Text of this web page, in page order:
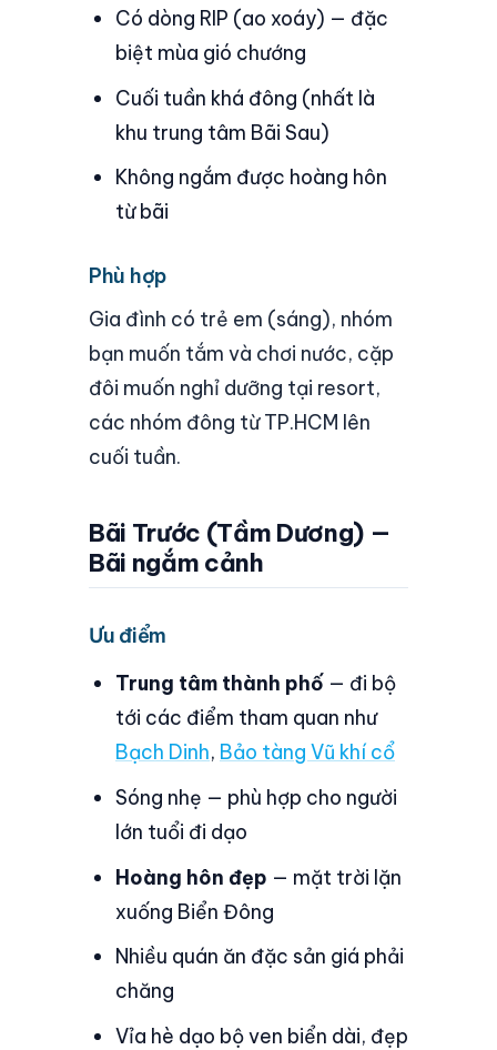
Có dòng RIP (ao xoáy) — đặc
biệt mùa gió chướng
Cuối tuần khá đông (nhất là
khu trung tâm Bãi Sau)
Không ngắm được hoàng hôn
từ bãi
Phù hợp
Gia đình có trẻ em (sáng), nhóm
bạn muốn tắm và chơi nước, cặp
đôi muốn nghỉ dưỡng tại resort,
các nhóm đông từ TP.HCM lên
cuối tuần.
Bãi Trước (Tầm Dương) —
Bãi ngắm cảnh
Ưu điểm
Trung tâm thành phố — đi bộ
tới các điểm tham quan như
Bạch Dinh, Bảo tàng Vũ khí cổ
Sóng nhẹ — phù hợp cho người
lớn tuổi đi dạo
Hoàng hôn đẹp — mặt trời lặn
xuống Biển Đông
Nhiều quán ăn đặc sản giá phải
chăng
Vỉa hè dạo bộ ven biển dài, đẹp